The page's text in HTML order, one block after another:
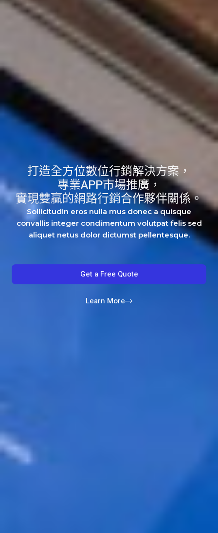
打造全方位數位行銷解決方案，
專業APP市場推廣，
實現雙贏的網路行銷合作夥伴關係。
Sollicitudin eros nulla mus donec a quisque
convallis integer condimentum volutpat felis sed
aliquet netus dolor dictumst pellentesque.
Get a Free Quote
Learn More